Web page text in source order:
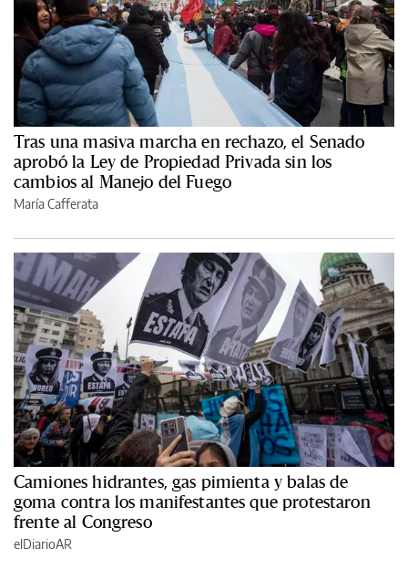
Tras una masiva marcha en rechazo, el Senado
aprobó la Ley de Propiedad Privada sin los
cambios al Manejo del Fuego
María Cafferata
Camiones hidrantes, gas pimienta y balas de
goma contra los manifestantes que protestaron
frente al Congreso
elDiarioAR